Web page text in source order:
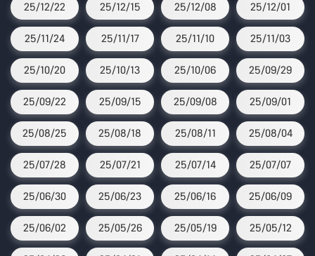
25/12/22 25/12/15 25/12/08 25/12/01
25/11/24 25/11/17 25/11/10 25/11/03
25/10/20 25/10/13 25/10/06 25/09/29
25/09/22 25/09/15 25/09/08 25/09/01
25/08/25 25/08/18 25/08/11 25/08/04
25/07/28 25/07/21 25/07/14 25/07/07
25/06/30 25/06/23 25/06/16 25/06/09
25/06/02 25/05/26 25/05/19 25/05/12